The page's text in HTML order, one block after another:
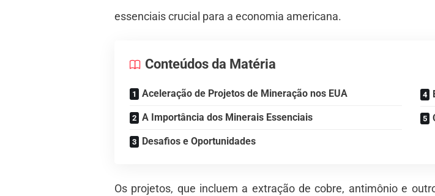
essenciais crucial para a economia americana.
Conteúdos da Matéria
Aceleração de Projetos de Mineração nos EUA
A Importância dos Minerais Essenciais
Desafios e Oportunidades
Os projetos, que incluem a extração de cobre, antimônio e